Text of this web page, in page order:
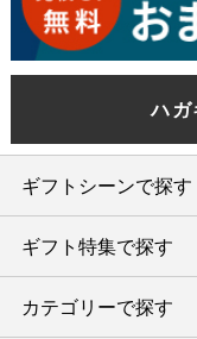
ハ
ギフトシーンで探す
内祝い・お返し
結婚内祝い・引出物
ギフト特集で探す
旅行カタログギフト
カテゴリーで探す